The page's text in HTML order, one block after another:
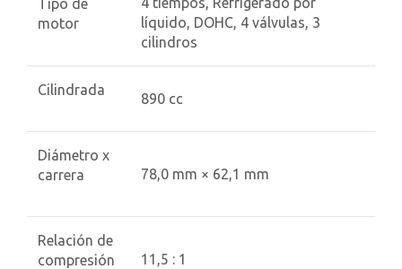
Tipo de
motor
líquido, DOHC, 4 válvulas, 3
cilindros
Cilindrada
890 cc
Diámetro x
carrera
78,0 mm × 62,1 mm
Relación de
compresión
11,5 : 1